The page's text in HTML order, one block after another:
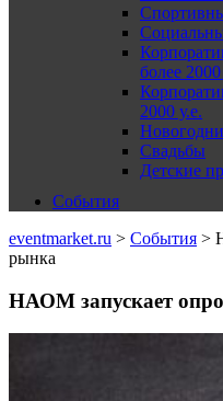
более 2000
2000 у.е.
Свадьбы
Детские
События
eventmarket.ru > События >
рынка
НАОМ запускает